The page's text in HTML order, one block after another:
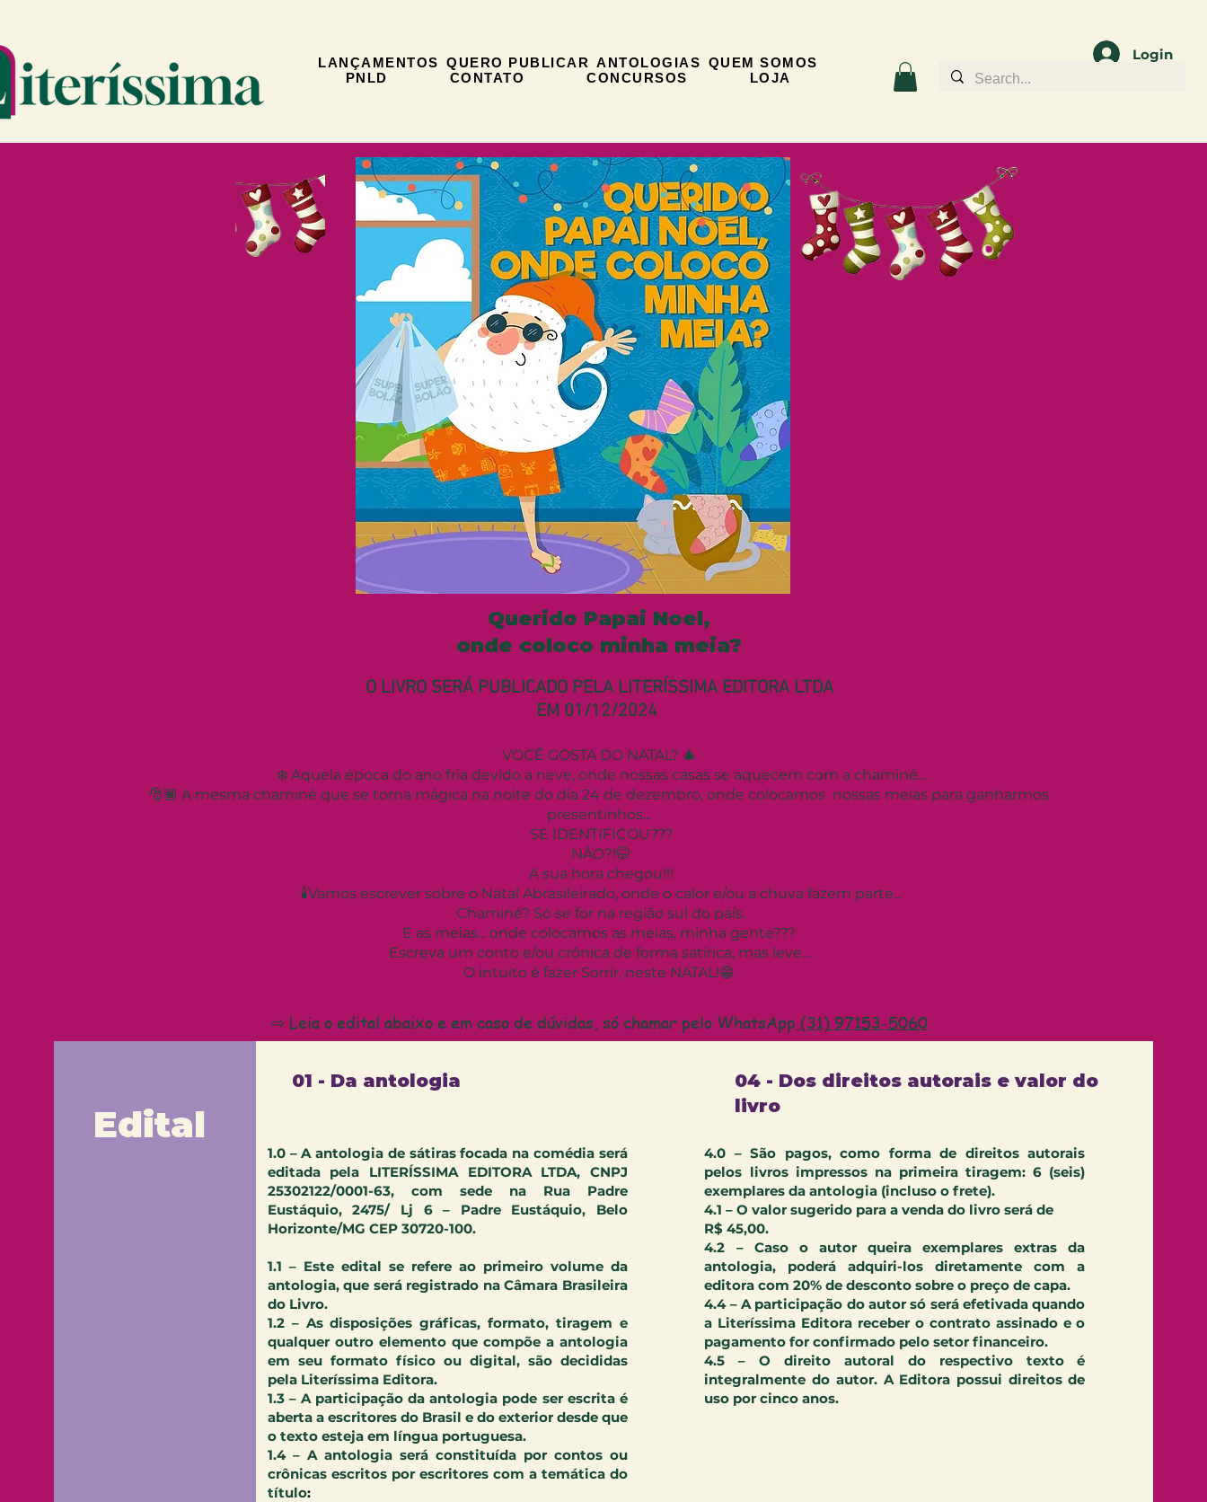
LANÇAMENTOS QUERO PUBLICAR ANTOLOGIAS QUEM SOMOS
PNLD
CONTATO CONCURSOS LOJA
Login
Querido Papai Noel,
onde coloco minha meia?
Edital
01 - Da antologia
1.0 – A antologia de sátiras focada na comédia será
editada pela LITERÍSSIMA EDITORA LTDA, CNPJ
25302122/0001-63, com sede na Rua Padre
Eustáquio, 2475/ Lj 6 – Padre Eustáquio, Belo
Horizonte/MG CEP 30720-100.
1.1 – Este edital se refere ao primeiro volume da
antologia, que será registrado na Câmara Brasileira
do Livro.
1.2 – As disposições gráficas, formato, tiragem e
qualquer outro elemento que compõe a antologia
em seu formato físico ou digital, são decididas
pela Literíssima Editora.
1.3 – A participação da antologia pode ser escrita é
aberta a escritores do Brasil e do exterior desde que
o texto esteja em língua portuguesa.
1.4 – A antologia será constituída por contos ou
crônicas escritos por escritores com a temática do
título:
04 - Dos direitos autorais e valor do
livro
4.0 – São pagos, como forma de direitos autorais
pelos livros impressos na primeira tiragem: 6 (seis)
exemplares da antologia (incluso o frete).
4.1 – O valor sugerido para a venda do livro será de
R$ 45,00.
4.2 – Caso o autor queira exemplares extras da
antologia, poderá adquiri-los diretamente com a
editora com 20% de desconto sobre o preço de capa.
4.4 – A participação do autor só será efetivada quando
a Literíssima Editora receber o contrato assinado e o
pagamento for confirmado pelo setor financeiro.
4.5 – O direito autoral do respectivo texto é
integralmente do autor. A Editora possui direitos de
uso por cinco anos.
O LIVRO SERÁ PUBLICADO PELA LITERÍSSIMA EDITORA LTDA
EM 01/12/2024
VOCÊ GOSTA DO NATAL? 🎄
❄️ Aquela época do ano fria devido a neve, onde nossas casas se aquecem com a chaminé...
🎅🏾 A mesma chaminé que se torna mágica na noite do dia 24 de dezembro, onde colocamos nossas meias para ganharmos
presentinhos...
SE IDENTIFICOU???
NÃO?!🤭
A sua hora chegou!!!
🕯️Vamos escrever sobre o Natal Abrasileirado, onde o calor e/ou a chuva fazem parte...
Chaminé? Só se for na região sul do país.
E as meias... onde colocamos as meias, minha gente???
Escreva um conto e/ou crônica de forma satírica, mas leve...
O intuito é fazer Sorrir, neste NATAL!😁
⇨ Leia o edital abaixo e em caso de dúvidas, só chamar pelo WhatsApp (31) 97153-5060